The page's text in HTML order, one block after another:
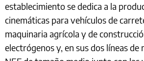
establecimiento se dedica a la
cinemáticas para vehículos de
maquinaria agrícola y de
electrógenos y, en sus dos líneas de